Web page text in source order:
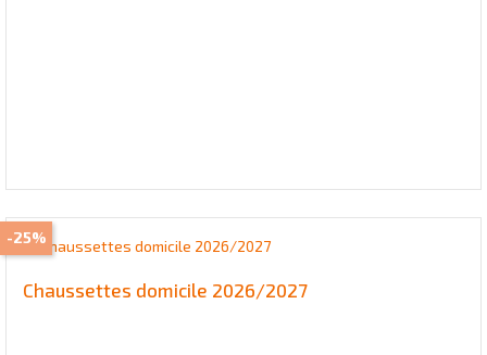
Chaussettes domicile 2026/2027
-25%